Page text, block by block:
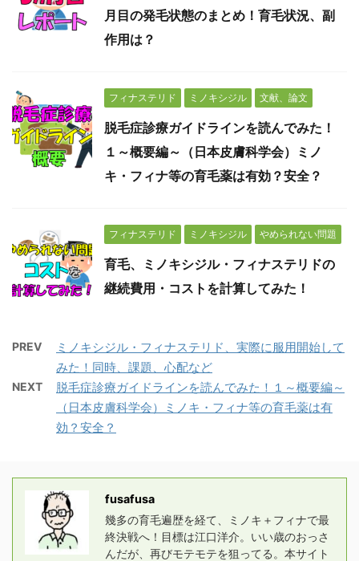
月目の発毛状態のまとめ！育毛状況、副
作用は？
フィナステリド ミノキシジル 文献、論文
脱毛症診療ガイドラインを読んでみた！
１～概要編～（日本皮膚科学会）ミノ
キ・フィナ等の育毛薬は有効？安全？
フィナステリド ミノキシジル やめられない問題
育毛、ミノキシジル・フィナステリドの
継続費用・コストを計算してみた！
PREV
ミノキシジル・フィナステリド、実際に服用開始して
みた！同時、課題、心配など
NEXT
脱毛症診療ガイドラインを読んでみた！１～概要編～
（日本皮膚科学会）ミノキ・フィナ等の育毛薬は有
効？安全？
fusafusa
幾多の育毛遍歴を経て、ミノキ＋フィナで最
終決戦へ！目標は江口洋介。いい歳のおっさ
んだが、再びモテモテを狙ってる。本サイト